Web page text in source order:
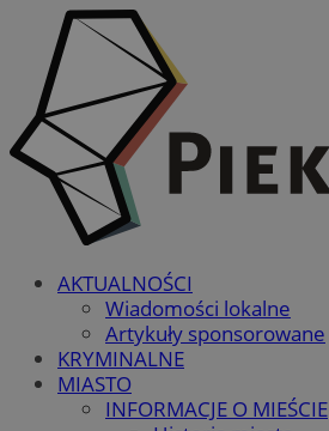
AKTUALNOŚCI
Wiadomości lokalne
Artykuły sponsorowane
KRYMINALNE
MIASTO
INFORMACJE O MIEŚCIE